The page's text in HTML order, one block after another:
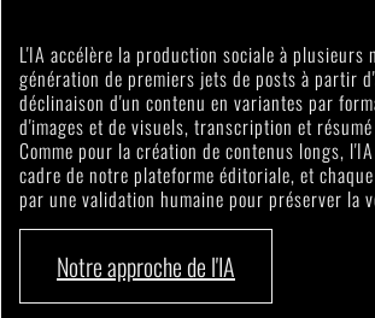
L'IA accélère la production sociale à plusieurs
génération de premiers jets de posts à partir
déclinaison d'un contenu en variantes par
d'images et de visuels, transcription et
Comme pour la création de contenus longs,
cadre de notre plateforme éditoriale, et
par une validation humaine pour préserver la
Notre approche de l'IA